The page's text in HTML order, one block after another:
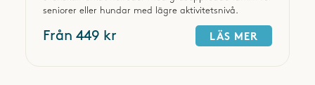
seniorer eller hundar med lägre aktivitetsnivå.
Från 449 kr LÄS MER